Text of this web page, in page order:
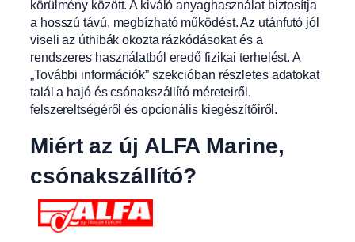
körülmény között. A kiváló anyaghasználat biztosítja
a hosszú távú, megbízható működést. Az utánfutó jól
viseli az úthibák okozta rázkódásokat és a
rendszeres használatból eredő fizikai terhelést. A
„További információk” szekcióban részletes adatokat
talál a hajó és csónakszállító méreteiről,
felszereltségéről és opcionális kiegészítőiről.
Miért az új ALFA Marine,
csónakszállító?